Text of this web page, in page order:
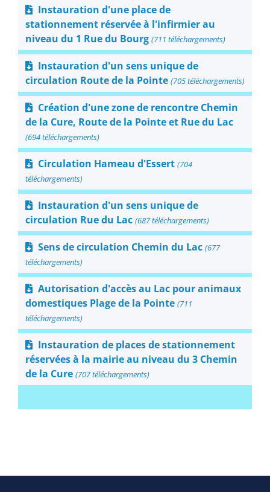
Instauration d'une place de
stationnement réservée à l'infirmier au
niveau du 1 Rue du Bourg (711 téléchargements)
Instauration d'un sens unique de
circulation Route de la Pointe (705 téléchargements)
Création d'une zone de rencontre Chemin
de la Cure, Route de la Pointe et Rue du Lac
(694 téléchargements)
Circulation Hameau d'Essert (704
téléchargements)
Instauration d'un sens unique de
circulation Rue du Lac (687 téléchargements)
Sens de circulation Chemin du Lac (677
téléchargements)
Autorisation d'accès au Lac pour animaux
domestiques Plage de la Pointe (711
téléchargements)
Instauration de places de stationnement
réservées à la mairie au niveau du 3 Chemin
de la Cure (707 téléchargements)